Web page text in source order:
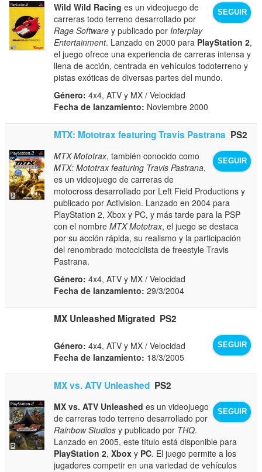
SEGUIR
Wild Wild Racing es un videojuego de
carreras todo terreno desarrollado por
Rage Software y publicado por Interplay
Entertainment. Lanzado en 2000 para PlayStation 2,
el juego ofrece una experiencia de carreras intensa y
llena de acción, centrada en vehículos todoterreno y
pistas exóticas de diversas partes del mundo.
Género: 4x4, ATV y MX / Velocidad
Fecha de lanzamiento: Noviembre 2000
MTX: Mototrax featuring Travis Pastrana PS2
SEGUIR
MTX Mototrax, también conocido como
MTX: Mototrax featuring Travis Pastrana,
es un videojuego de carreras de
motocross desarrollado por Left Field Productions y
publicado por Activision. Lanzado en 2004 para
PlayStation 2, Xbox y PC, y más tarde para la PSP
con el nombreMTX Mototrax, el juego se destaca
por su acción rápida, su realismo y la participación
del renombrado motociclista de freestyle Travis
Pastrana.
Género: 4x4, ATV y MX / Velocidad
Fecha de lanzamiento: 29/3/2004
MX Unleashed Migrated PS2
SEGUIR
Género: 4x4, ATV y MX / Velocidad
Fecha de lanzamiento: 18/3/2005
MX vs. ATV Unleashed PS2
SEGUIR
MX vs. ATV Unleashed es un videojuego
de carreras todo terreno desarrollado por
Rainbow Studios y publicado por THQ.
Lanzado en 2005, este título está disponible para
PlayStation 2,Xbox y PC. El juego permite a los
jugadores competir en una variedad de vehículos